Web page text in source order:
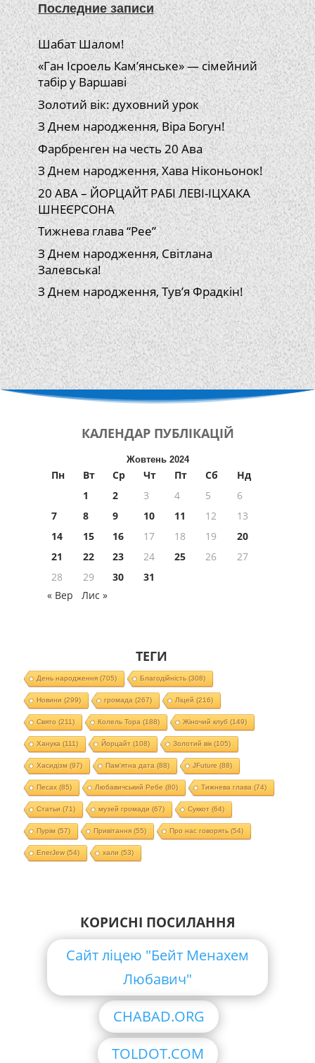
Последние записи
Шабат Шалом!
«Ган Ісроель Кам’янське» — сімейний
табір у Варшаві
Золотий вік: духовний урок
З Днем народження, Віра Богун!
Фарбренген на честь 20 Ава
З Днем народження, Хава Ніконьонок!
20 АВА – ЙОРЦАЙТ РАБІ ЛЕВІ-ІЦХАКА
ШНЕЄРСОНА
Тижнева глава “Рее”
З Днем народження, Світлана
Залевська!
З Днем народження, Тув’я Фрадкін!
КАЛЕНДАР ПУБЛІКАЦІЙ
Жовтень 2024
Пн Вт Ср Чт Пт Сб
Нд
1
2 3 4 5
6
7
8 9 10 11 12
13
14
15 16 17 18 19
20
21
22 23 24 25 26
27
28
29 30
31
« Вер
Лис »
ТЕГИ
День народження(705) Благодійність (308)
Новини (299) громада (267) Ліцей (216)
Свято (211) Колель Тора (188) Жіночий клуб (149)
Ханука (111) Йорцайт (108) Золотий вік(105)
Хасидізм (97) Пам'ятна дата (88) JFuture (88)
Песах(85) Любавичський Ребе (80) Тижнева глава (74)
Статьи (71) музей громади (67) Суккот (64)
Пурім (57) Привітання(55) Про нас говорять (54)
EnerJew(54) хали (53)
КОРИСНІ ПОСИЛАННЯ
Сайт ліцею "Бейт Менахем
Любавич"
CHABAD.ORG
TOLDOT.COM